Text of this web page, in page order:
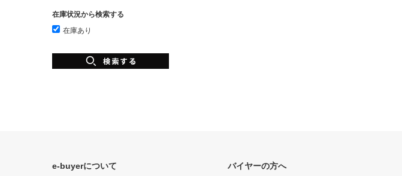
在庫状況から検索する
在庫あり
e-buyerについて バイヤーの方へ